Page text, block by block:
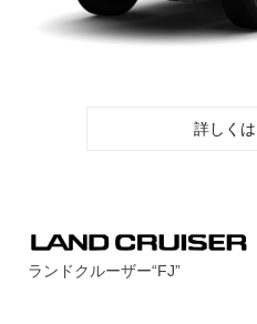
詳しく
ランドクルーザー“FJ”